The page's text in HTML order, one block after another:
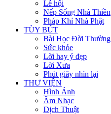
Lễ hội
Nếp Sống Nhà Thiền
Pháp Khí Nhà Phật
TÙY BÚT
Bài Học Đời Thường
Sức khỏe
Lời hay ý đẹp
Lời Xưa
Phút giây nhìn lại
THƯ VIỆN
Hình Ảnh
Âm Nhạc
Dịch Thuật